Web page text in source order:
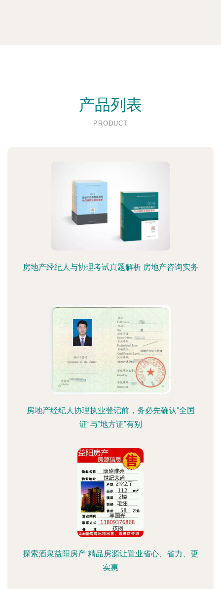
产品列表
PRODUCT
房地产经纪人与协理考试真题解析 房地产咨询实务
房地产经纪人协理执业登记前，务必先确认“全国
证”与“地方证”有别
探索酒泉益阳房产 精品房源让置业省心、省力、更
实惠